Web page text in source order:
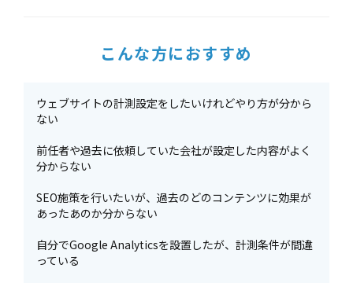
こんな方におすすめ
ウェブサイトの計測設定をしたいけれどやり方が分から
ない
前任者や過去に依頼していた会社が設定した内容がよく
分からない
SEO施策を行いたいが、過去のどのコンテンツに効果が
あったあのか分からない
自分でGoogle Analyticsを設置したが、計測条件が間違
っている